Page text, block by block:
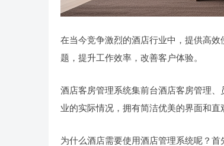
在当今竞争激烈的酒店行业中，提供高
题，提升工作效率，改善客户体验。
酒店客房管理系统集前台酒店客房管理
业的实际情况，拥有简洁优美的界面和直
为什么酒店需要使用酒店管理系统呢？